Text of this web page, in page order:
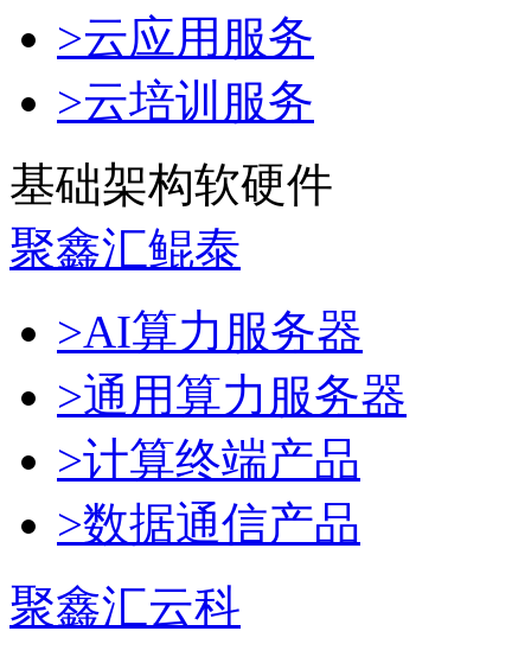
>云应用服务
>云培训服务
基础架构软硬件
聚鑫汇鲲泰
>AI算力服务器
>通用算力服务器
>计算终端产品
>数据通信产品
聚鑫汇云科